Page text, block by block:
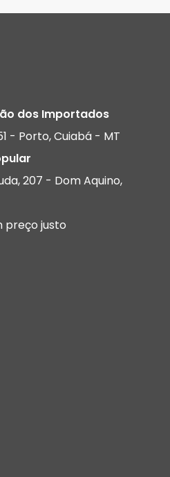
dos Importados
- Porto, Cuiabá - MT
207 - Dom Aquino,
preço justo